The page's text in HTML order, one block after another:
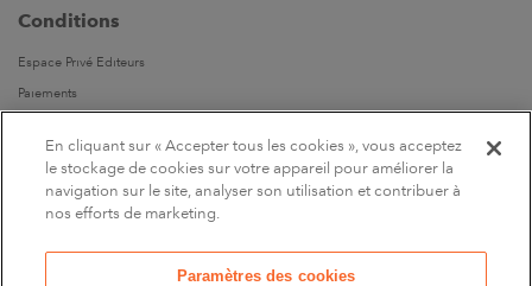
Conditions
Espace Privé Editeurs
Paiements
Parrainages
Suivez-nous
En cliquant sur « Accepter tous les cookies », vous acceptez
le stockage de cookies sur votre appareil pour améliorer la
navigation sur le site, analyser son utilisation et contribuer à
nos efforts de marketing.
Paramètres des cookies